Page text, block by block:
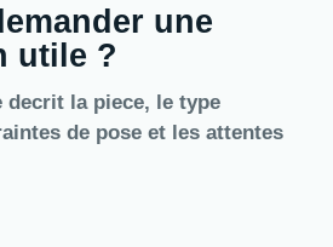
une
utile ?
decrit la piece, le type
de pose et les attentes